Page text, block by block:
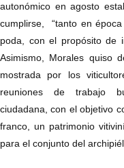
autonómico en agosto
cumplirse, “tanto en
poda, con el propósito de
Asimismo, Morales quiso
mostrada por los
reuniones de trabajo
ciudadana, con el objetivo
franco, un patrimonio
para el conjunto del